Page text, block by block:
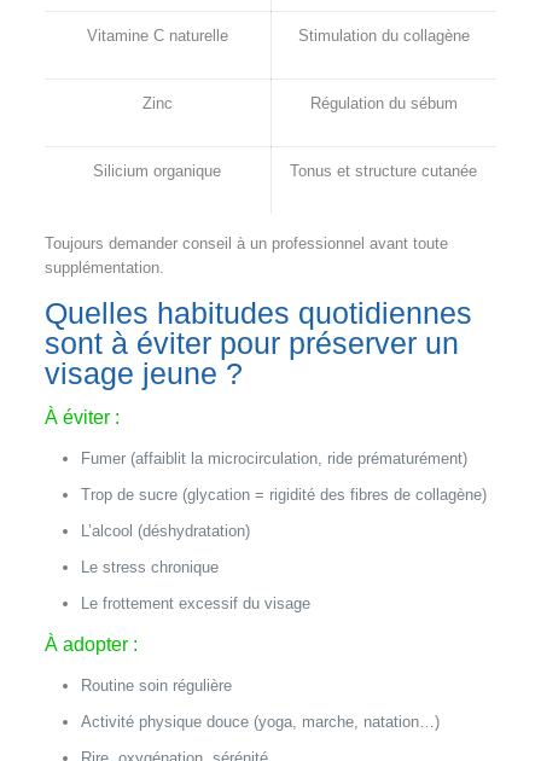
Vitamine C naturelle Stimulation du collagène
Zinc Régulation du sébum
Silicium organique Tonus et structure cutanée
Toujours demander conseil à un professionnel avant toute
supplémentation.
Quelles habitudes quotidiennes
sont à éviter pour préserver un
visage jeune ?
À éviter :
Fumer (affaiblit la microcirculation, ride prématurément)
Trop de sucre (glycation = rigidité des fibres de collagène)
L’alcool (déshydratation)
Le stress chronique
Le frottement excessif du visage
À adopter :
Routine soin régulière
Activité physique douce (yoga, marche, natation…)